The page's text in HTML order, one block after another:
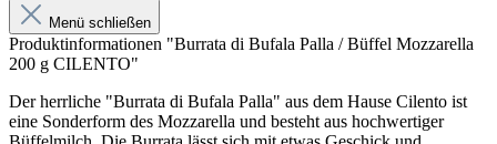
Menü schließen
Produktinformationen "Burrata di Bufala Palla / Büffel Mozzarella
200 g CILENTO"
Der herrliche "Burrata di Bufala Palla" aus dem Hause Cilento ist
eine Sonderform des Mozzarella und besteht aus hochwertiger